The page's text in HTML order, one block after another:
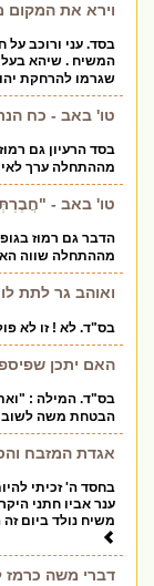
וירא את המקום
בסד. עני ורוכב על
המשיח . שיהא בעל
שגרמו להרחקת
טו' באב - כח
בסד הרעיון גם
מההתחלה ערך
טו' באב -
הדבר גם רמוז
מההתחלה שווה
ואוהב גר לתת
בס"ד. לא ! זו לא
האם יתכן
בס"ד. המילה :
הבטחת משה לשוב
אגדת המזבח
בחסד ה' זכיתי
ענר אביו חתני
משיח נולד ביום
דברי משה כרמז